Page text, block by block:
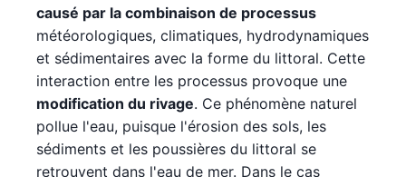
causé par la combinaison de processus
météorologiques, climatiques, hydrodynamiques
et sédimentaires avec la forme du littoral. Cette
interaction entre les processus provoque une
modification du rivage. Ce phénomène naturel
pollue l'eau, puisque l'érosion des sols, les
sédiments et les poussières du littoral se
retrouvent dans l'eau de mer. Dans le cas